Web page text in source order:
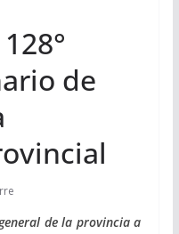
de
de la provincia a